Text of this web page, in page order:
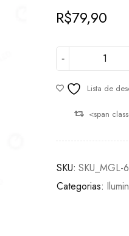
R$79,90
Lista de
<span
SKU: SKU_MGL-
Categorias: